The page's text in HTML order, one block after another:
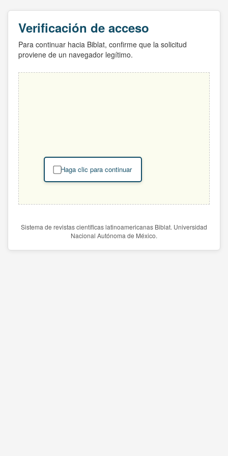
Verificación de acceso
Para continuar hacia Biblat, confirme que la solicitud
proviene de un navegador legítimo.
Haga clic para continuar
Sistema de revistas científicas latinoamericanas Biblat. Universidad
Nacional Autónoma de México.